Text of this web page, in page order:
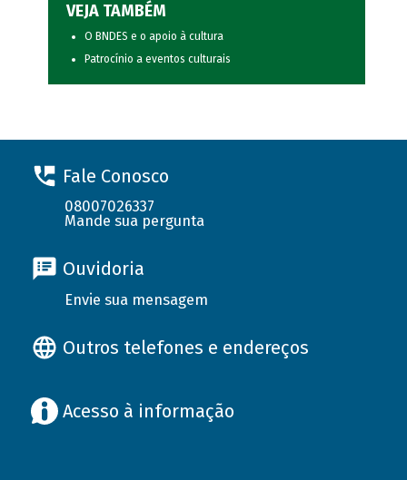
VEJA TAMBÉM
O BNDES e o apoio à cultura
Patrocínio a eventos culturais
Fale Conosco
08007026337
Mande sua pergunta
Ouvidoria
Envie sua mensagem
Outros telefones e endereços
Acesso à informação